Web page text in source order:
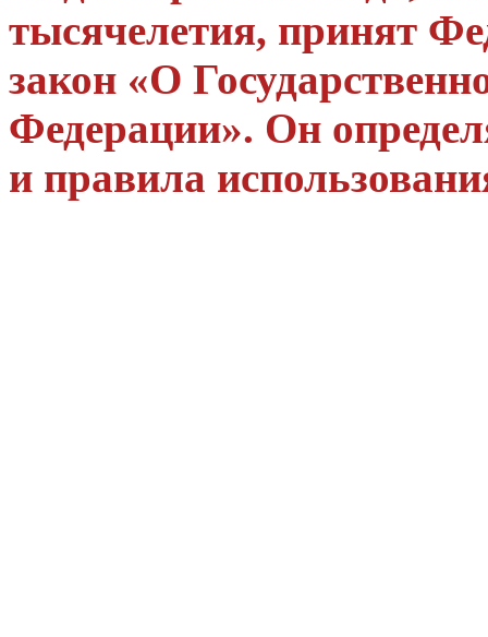
тысячелетия, принят
закон «О
Федерации». Он
и правила